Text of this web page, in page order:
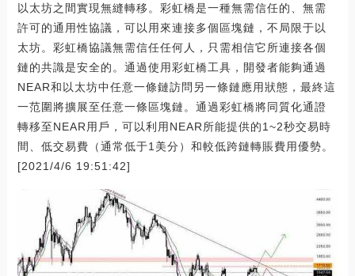
以太坊之間實現無縫轉移。彩虹橋是一種無需信任的、無需
許可的通用性協議，可以用來連接多個區塊鏈，不局限于以
太坊。彩虹橋協議無需信任任何人，只需相信它所連接各個
鏈的共識是安全的。通過使用彩虹橋工具，開發者能夠通過
NEAR和以太坊中任意一條鏈訪問另一條鏈應用狀態，最終這
一范圍將擴展至任意一條區塊鏈。通過彩虹橋將同質化通證
轉移至NEAR用戶，可以利用NEAR所能提供的1~2秒交易時
間、低交易費（通常低于1美分）和較低跨鏈轉賬費用優勢。
[2021/4/6 19:51:42]